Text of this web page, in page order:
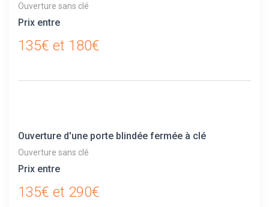
Ouverture sans clé
Prix entre
135€ et 180€
Ouverture d'une porte blindée fermée à clé
Ouverture sans clé
Prix entre
135€ et 290€